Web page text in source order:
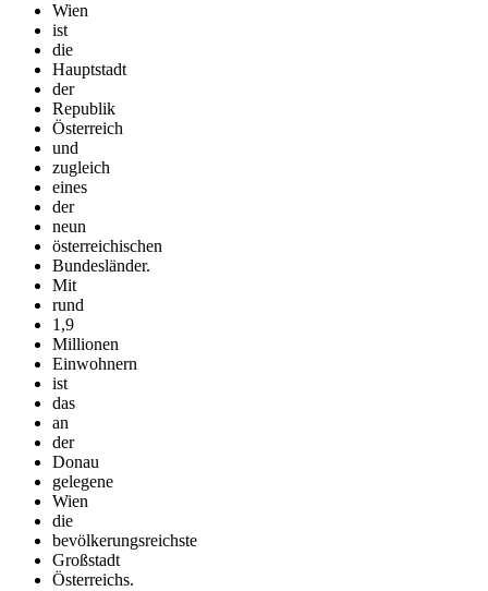
Wien
ist
die
Hauptstadt
der
Republik
Österreich
und
zugleich
eines
der
neun
österreichischen
Bundesländer.
Mit
rund
1,9
Millionen
Einwohnern
ist
das
an
der
Donau
gelegene
Wien
die
bevölkerungsreichste
Großstadt
Österreichs.